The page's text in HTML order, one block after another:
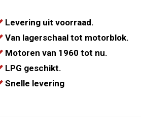
Levering uit voorraad.
Van lagerschaal tot motorblok.
Motoren van 1960 tot nu.
LPG geschikt.
Snelle levering